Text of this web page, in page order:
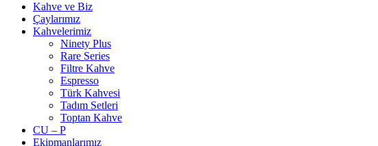
Kahve ve Biz
Çaylarımız
Kahvelerimiz
Ninety Plus
Rare Series
Filtre Kahve
Espresso
Türk Kahvesi
Tadım Setleri
Toptan Kahve
CU – P
Ekipmanlarımız